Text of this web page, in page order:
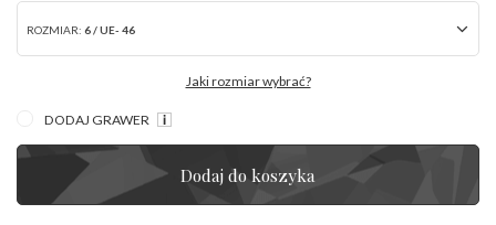
ROZMIAR: 6 / UE- 46
Jaki rozmiar wybrać?
DODAJ GRAWER
Dodaj do koszyka